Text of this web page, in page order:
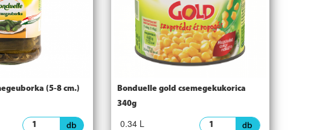
(5-8 cm.)
Bonduelle gold csemegekukorica
340g
0.34 L